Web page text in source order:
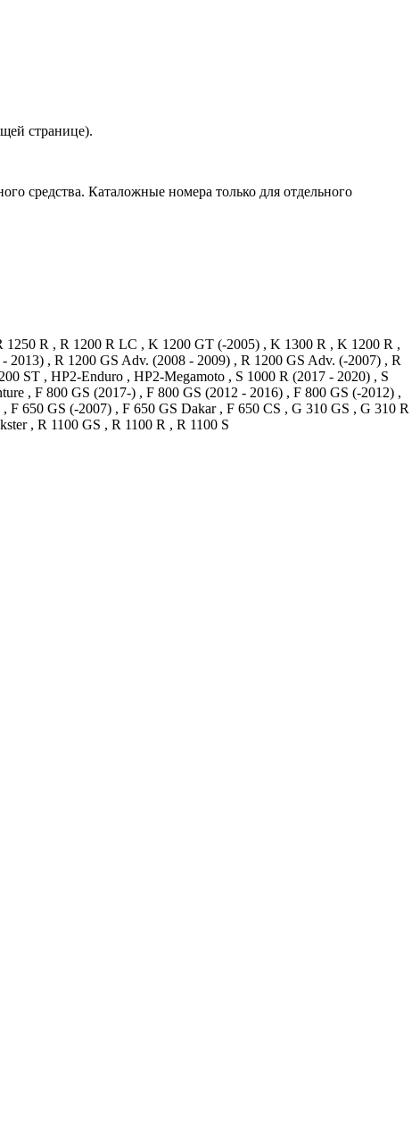
странице).
средства. Каталожные номера только для отдельного
R , R 1200 R LC , K 1200 GT (-2005) , K 1300 R , K 1200 R ,
, R 1200 GS Adv. (2008 - 2009) , R 1200 GS Adv. (-2007) , R
ST , HP2-Enduro , HP2-Megamoto , S 1000 R (2017 - 2020) , S
, F 800 GS (2017-) , F 800 GS (2012 - 2016) , F 800 GS (-2012) ,
650 GS (-2007) , F 650 GS Dakar , F 650 CS , G 310 GS , G 310 R
, R 1100 GS , R 1100 R , R 1100 S